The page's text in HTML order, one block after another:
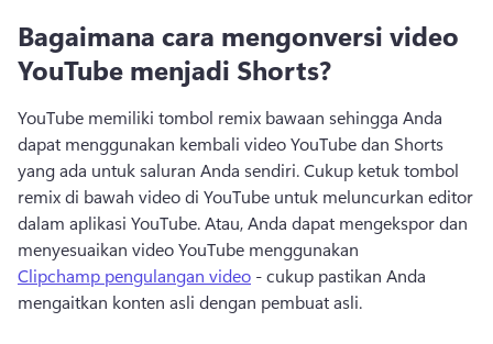
Bagaimana cara mengonversi video
YouTube menjadi Shorts?
YouTube memiliki tombol remix bawaan sehingga Anda
dapat menggunakan kembali video YouTube dan Shorts
yang ada untuk saluran Anda sendiri. Cukup ketuk tombol
remix di bawah video di YouTube untuk meluncurkan editor
dalam aplikasi YouTube. Atau, Anda dapat mengekspor dan
menyesuaikan video YouTube menggunakan
Clipchamp pengulangan video - cukup pastikan Anda
mengaitkan konten asli dengan pembuat asli.